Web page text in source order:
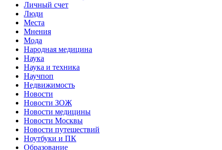
Личный счет
Люди
Места
Мнения
Мода
Народная медицина
Наука
Наука и техника
Научпоп
Недвижимость
Новости
Новости ЗОЖ
Новости медицины
Новости Москвы
Новости путешествий
Ноутбуки и ПК
Образование